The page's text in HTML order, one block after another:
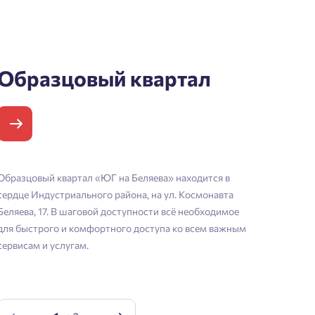
квартал
квартал «ЮГ на Беляева» находится в
Индустриального района, на ул. Космонавта
17. В шаговой доступности всё необходимое
быстрого и комфортного доступа ко всем важным
и услугам.